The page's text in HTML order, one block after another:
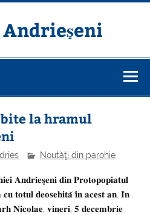
la hramul
Noutăţi din parohie
𝐀𝐧𝐝𝐫𝐢𝐞𝐬̧𝐞𝐧𝐢 𝐝𝐢𝐧 𝐏𝐫𝐨𝐭𝐨𝐩𝐨𝐩𝐢𝐚𝐭𝐮𝐥
𝐜𝐮 𝐭𝐨𝐭𝐮𝐥 𝐝𝐞𝐨𝐬𝐞𝐛𝐢𝐭𝐚̆ 𝐢̂𝐧 𝐚𝐜𝐞𝐬𝐭 𝐚𝐧. 𝐈̂𝐧
𝐍𝐢𝐜𝐨𝐥𝐚𝐞, 𝐯𝐢𝐧𝐞𝐫𝐢, 𝟓 𝐝𝐞𝐜𝐞𝐦𝐛𝐫𝐢𝐞